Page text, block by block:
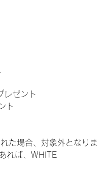
レゼント
ト
た場合、対象外となりま
れば、WHITE